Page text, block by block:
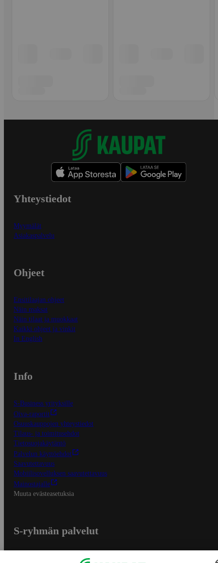
Yhteystiedot
Myymälät
Asiakaspalvelu
Ohjeet
Ensitilaajan ohjeet
Näin maksat
Näin tilaat ja muokkaat
Kaikki ohjeet ja vinkit
In English
Info
S-Business yrityksille
Oiva-raportit
Osuuskauppojen yhteystiedot
Tilaus- ja toimitusehdot
Tietosuojakäytäntö
Palvelun käyttöehdot
Saavutettavuus
Mobiilisovelluksen saavutettavuus
Mainostajalle
Muuta evästeasetuksia
S-ryhmän palvelut